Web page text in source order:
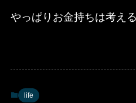
やっぱりお金持ちは考え
life